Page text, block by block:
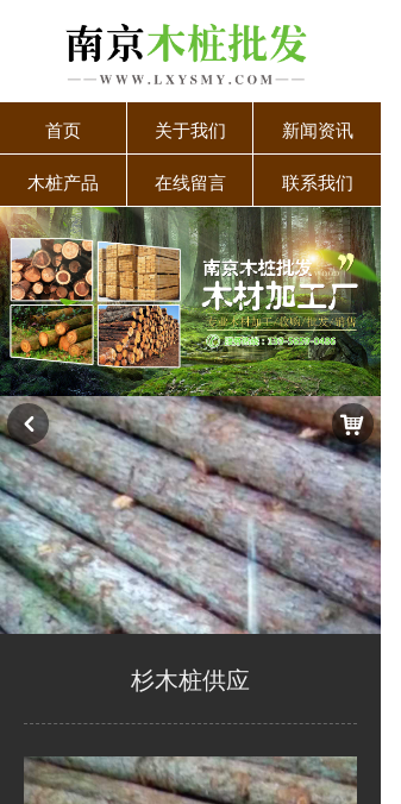
首页 关于我们 新闻资讯
木桩产品 在线留言 联系我们
杉木桩供应
낙
낒